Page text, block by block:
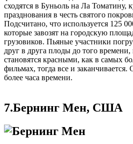
сходятся в Буньоль на Ла Томатину,
празднования в честь святого
Подсчитано, что используется 125
которые завозят на городскую
грузовиков. Пьяные участники
друг в друга плоды до того
становятся красными, как в самых
фильмах, тогда все и
более часа времени.
7.Бернинг Мен, США